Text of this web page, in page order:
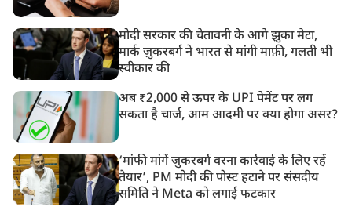
मोदी सरकार की चेतावनी के आगे झुका मेटा,
मार्क ज़ुकरबर्ग ने भारत से मांगी माफ़ी, गलती भी
स्वीकार की
अब ₹2,000 से ऊपर के UPI पेमेंट पर लग
सकता है चार्ज, आम आदमी पर क्या होगा असर?
‘मांफी मांगें जुकरबर्ग वरना कार्रवाई के लिए रहें
तैयार’, PM मोदी की पोस्ट हटाने पर संसदीय
समिति ने Meta को लगाई फटकार